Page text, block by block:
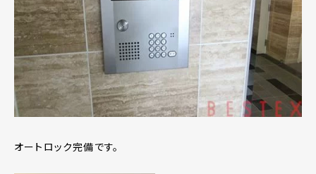
オートロック完備です。